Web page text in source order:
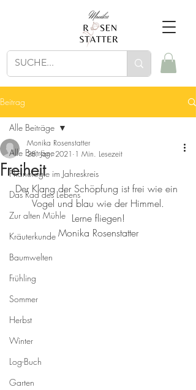
Beitrag
Alle Beiträge
Phänologie im Jahreskreis
Das Rad des Lebens
Zur alten Mühle
Kräuterkunde
Baumwelten
Frühling
Sommer
Herbst
Winter
Log-Buch
Garten
Alle Beiträge
Freiheit
Monika Rosenstatter
28. Jan. 2021 1 Min. Lesezeit
Der Klang der Schöpfung ist frei wie ein
Vogel und blau wie der Himmel.
Lerne fliegen!
Monika Rosenstatter